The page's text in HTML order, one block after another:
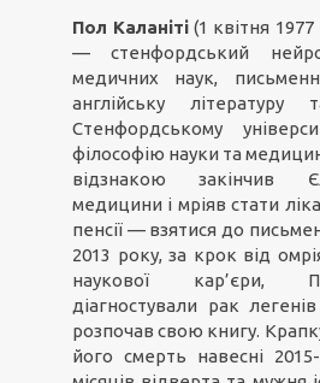
Пол Каланіті (1 квітня
— стенфордський
медичних наук,
англійську
Стенфордському
філософію науки та
відзнакою закінчив
медицини і мріяв стати
пенсії — взятися до
2013 року, за крок від
наукової кар’єри,
діагностували рак
розпочав свою книгу.
його смерть навесні